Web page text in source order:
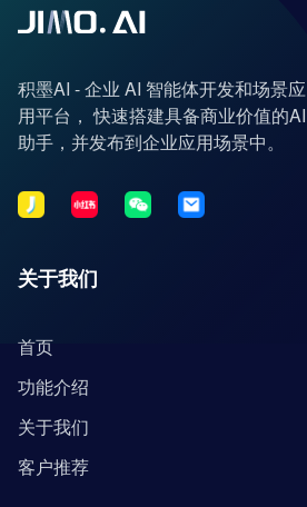
积墨AI - 企业 AI 智能体开发和场景应
用平台， 快速搭建具备商业价值的AI
助手，并发布到企业应用场景中。
关于我们
首页
功能介绍
关于我们
客户推荐